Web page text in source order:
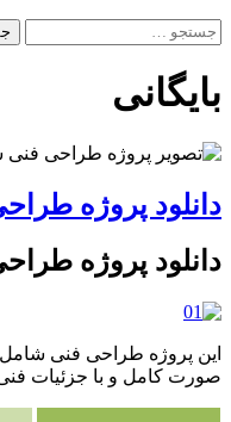
جستجو
برای:
بایگانی
دانلود پروژه
دانلود پروژه
صورت کامل و با جزئیات